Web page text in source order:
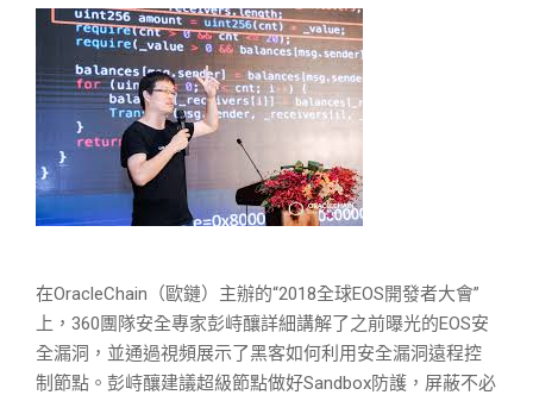
在OracleChain（歐鏈）主辦的“2018全球EOS開發者大會”
上，360團隊安全專家彭峙釀詳細講解了之前曝光的EOS安
全漏洞，並通過視頻展示了黑客如何利用安全漏洞遠程控
制節點。彭峙釀建議超級節點做好Sandbox防護，屏蔽不必